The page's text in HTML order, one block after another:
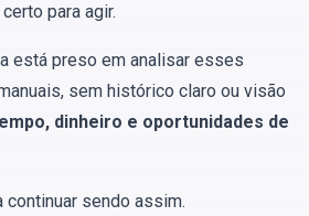
para agir.
está preso em analisar esses
sem histórico claro ou visão
dinheiro e oportunidades de
sendo assim.